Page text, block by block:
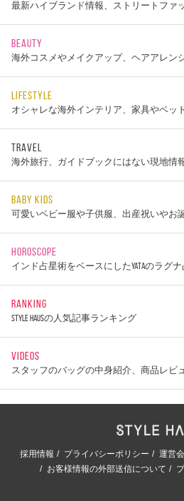
最新ハイブランド情報、ストリートファ
BEAUTY
海外コスメやメイクアップ、ヘアアレン
LIFESTYLE
オシャレな海外インテリア、家具やベッ
TRAVEL
海外旅行、ガイドブックにはない現地情
BABY KIDS
可愛いベビー服や子供服、出産祝いやお
HOROSCOPE
インド占星術をベースにしたYATAのラグ
RANKING
STYLE HAUSの人気記事ランキング
VIDEOS
スタッフのバッグの中身紹介、商品レビ
採用情報 プライバシーポリシー 運営
お客様情報の外部送信について